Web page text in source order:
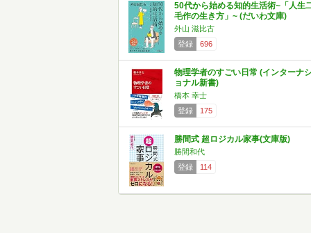
50代から始める知的生活術~「人生
毛作の生き方」~ (だいわ文庫)
外山 滋比古
登録
696
物理学者のすごい日常 (インターナ
ョナル新書)
橋本 幸士
登録
175
勝間式 超ロジカル家事(文庫版)
勝間和代
登録
114